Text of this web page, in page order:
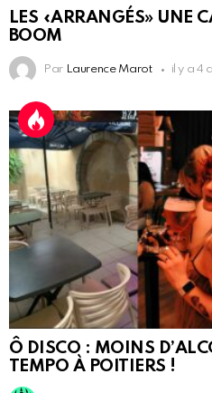
LES «ARRANGÉS» UNE
BOOM
Par Laurence Marot il y a 4
Ô DISCO : MOINS
TEMPO À POITIERS !